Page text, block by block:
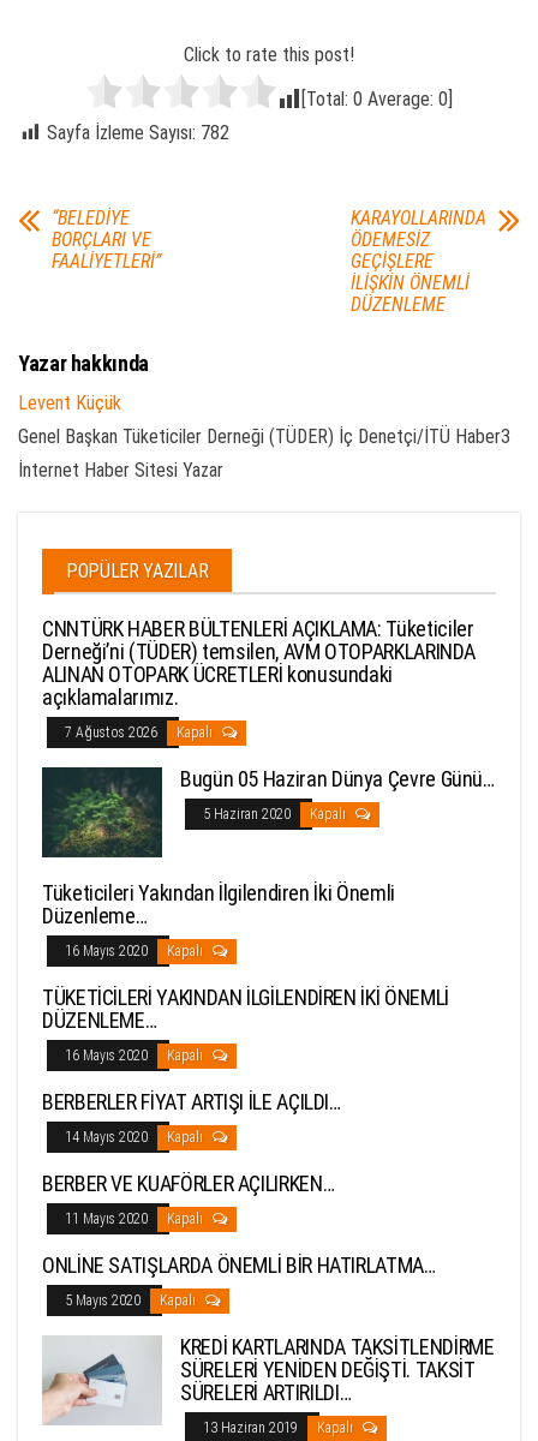
Click to rate this post!
[Total: 0 Average: 0]
Sayfa İzleme Sayısı: 782
“BELEDİYE
BORÇLARI VE
FAALİYETLERİ”
KARAYOLLARINDA
ÖDEMESİZ
GEÇİŞLERE
İLİŞKİN ÖNEMLİ
DÜZENLEME
Yazar hakkında
Levent Küçük
Genel Başkan Tüketiciler Derneği (TÜDER) İç Denetçi/İTÜ Haber3
İnternet Haber Sitesi Yazar
POPÜLER YAZILAR
CNNTÜRK HABER BÜLTENLERİ AÇIKLAMA: Tüketiciler
Derneği’ni (TÜDER) temsilen, AVM OTOPARKLARINDA
ALINAN OTOPARK ÜCRETLERİ konusundaki
açıklamalarımız.
7 Ağustos 2026 Kapalı
Bugün 05 Haziran Dünya Çevre Günü…
5 Haziran 2020 Kapalı
Tüketicileri Yakından İlgilendiren İki Önemli
Düzenleme…
16 Mayıs 2020 Kapalı
TÜKETİCİLERİ YAKINDAN İLGİLENDİREN İKİ ÖNEMLİ
DÜZENLEME…
16 Mayıs 2020 Kapalı
BERBERLER FİYAT ARTIŞI İLE AÇILDI…
14 Mayıs 2020 Kapalı
BERBER VE KUAFÖRLER AÇILIRKEN…
11 Mayıs 2020 Kapalı
ONLİNE SATIŞLARDA ÖNEMLİ BİR HATIRLATMA…
5 Mayıs 2020 Kapalı
KREDİ KARTLARINDA TAKSİTLENDİRME
SÜRELERİ YENİDEN DEĞİŞTİ. TAKSİT
SÜRELERİ ARTIRILDI…
13 Haziran 2019 Kapalı